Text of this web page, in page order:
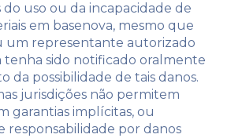
uso ou da incapacidade de
em basenova, mesmo que
um representante autorizado
tenha sido notificado oralmente
da possibilidade de tais danos.
jurisdições não permitem
garantias implícitas, ou
responsabilidade por danos